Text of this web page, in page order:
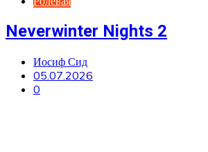
Neverwinter Nights 2
Иосиф Сид
05.07.2026
0